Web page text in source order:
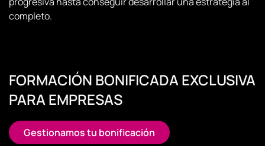
completo.
FORMACIÓN BONIFICADA EXCLUSIVA
PARA EMPRESAS
Gestionamos tu bonificación